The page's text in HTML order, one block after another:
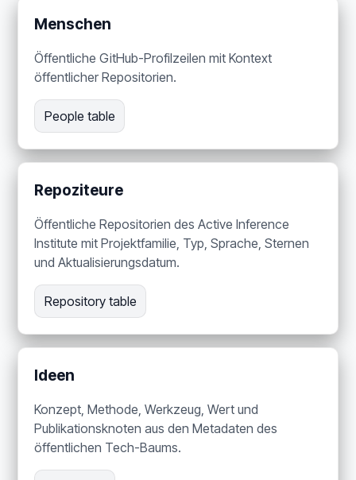
Menschen
Öffentliche GitHub-Profilzeilen mit Kontext
öffentlicher Repositorien.
People table
Repoziteure
Öffentliche Repositorien des Active Inference
Institute mit Projektfamilie, Typ, Sprache, Sternen
und Aktualisierungsdatum.
Repository table
Ideen
Konzept, Methode, Werkzeug, Wert und
Publikationsknoten aus den Metadaten des
öffentlichen Tech-Baums.